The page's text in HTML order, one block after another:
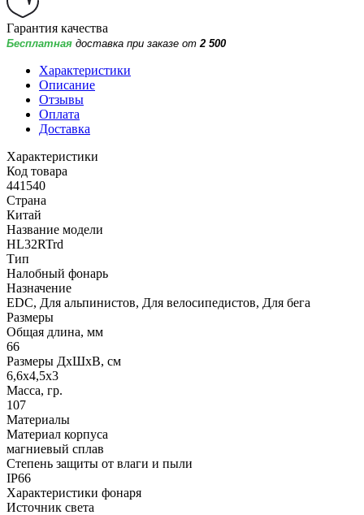
Гарантия качества
Бесплатная доставка при заказе от 2 500
Характеристики
Описание
Отзывы
Оплата
Доставка
Характеристики
Код товара
441540
Страна
Китай
Название модели
HL32RTrd
Тип
Налобный фонарь
Назначение
EDC, Для альпинистов, Для велосипедистов, Для бега
Размеры
Общая длина, мм
66
Размеры ДхШхВ, см
6,6х4,5х3
Масса, гр.
107
Материалы
Материал корпуса
магниевый сплав
Степень защиты от влаги и пыли
IP66
Характеристики фонаря
Источник света